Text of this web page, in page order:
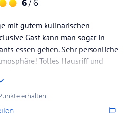
und Bars, die eine vielfältige
bieten – begleitet von erlesenen
Cocktails für ein wahrhaft
Erlebnis.
Wassersportarten: Genießen Sie
6 / 6
mit gutem kulinarischen
Gast kann man sogar in
essen gehen. Sehr persönliche
Tolles Hausriff und
erhalten